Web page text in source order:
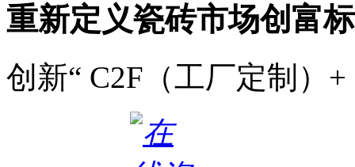
重新定义瓷砖市场创富
创新“ C2F（工厂定制）